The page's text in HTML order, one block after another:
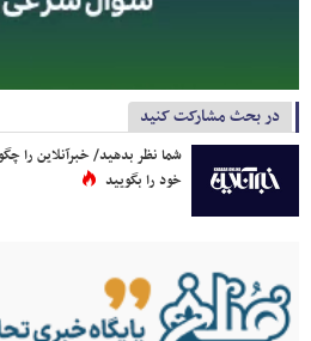
در بحث مشارکت کنید
شما نظر بدهید/ خبرآنلاین را
خود را بگویید